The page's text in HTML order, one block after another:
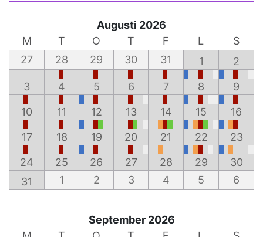
Augusti 2026
M
T O T F L
S
27
28 29 30 31 1 2
3 4 5 6 7 8 9
10 11 12 13 14 15 16
17 18 19 20 21 22 23
24 25 26 27 28 29
30
31
1 2 3 4 5 6
September 2026